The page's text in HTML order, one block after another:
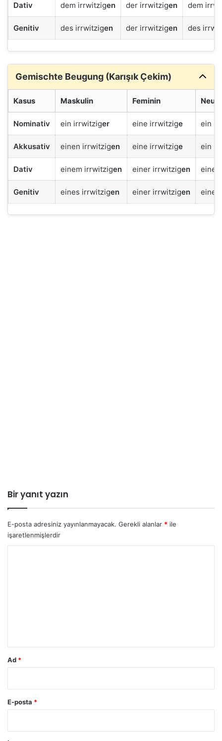
Dativ dem irrwitzigen der irrwitzigen dem
Genitiv des irrwitzigen der irrwitzigen des
Gemischte Beugung (Karışık Çekim)
Kasus Maskulin Feminin
Nominativ ein irrwitziger eine irrwitzige ein
Akkusativ einen irrwitzigen eine irrwitzige ein
Dativ einem irrwitzigen einer irrwitzigen
Genitiv eines irrwitzigen einer irrwitzigen
Bir yanıt yazın
E-posta adresiniz yayınlanmayacak. Gerekli alanlar * ile
işaretlenmişlerdir
Ad *
E-posta *